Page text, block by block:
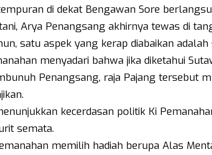
di dekat Bengawan Sore
Arya Penangsang akhirnya tewas di
satu aspek yang kerap diabaikan
menyadari bahwa jika diketahui
Penangsang, raja Pajang tersebut
kecerdasan politik Ki
semata.
memilih hadiah berupa Alas